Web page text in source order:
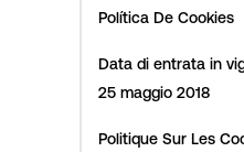
Política De Cookies
Data di entrata in
25 maggio 2018
Politique Sur Les